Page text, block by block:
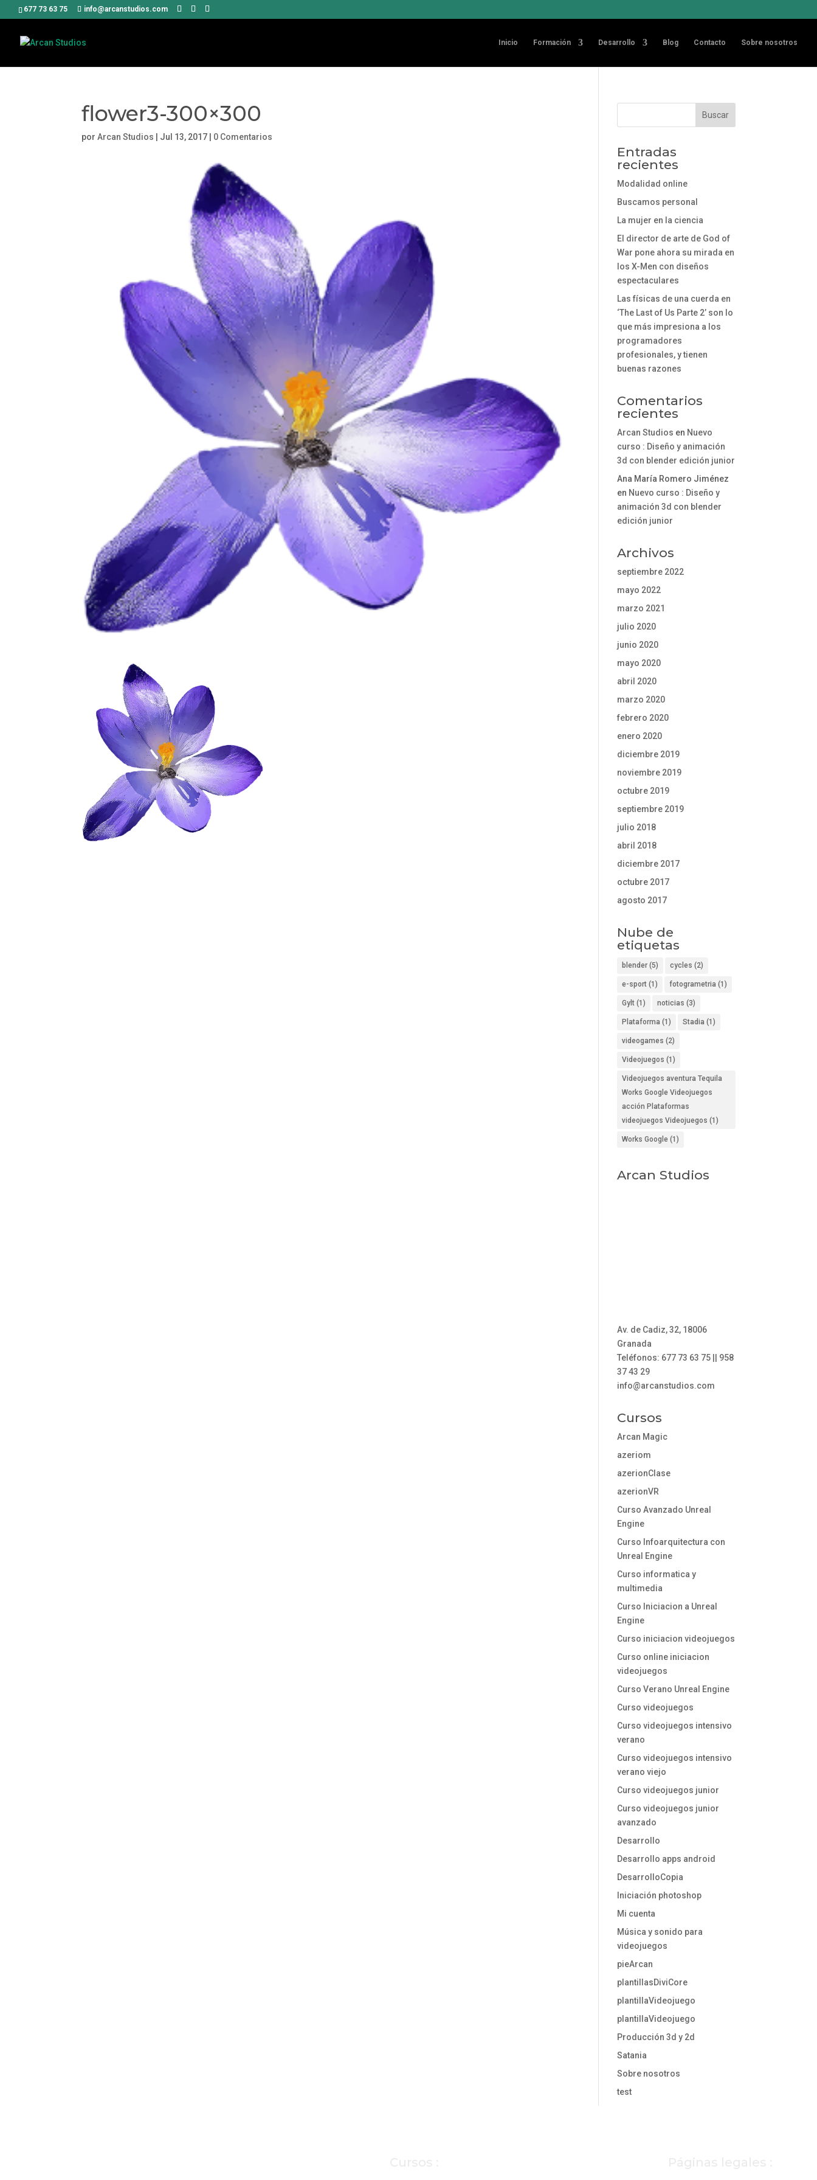
677 73 63 75 info@arcanstudios.com
Inicio Formación Desarrollo Blog Contacto Sobre nosotros
flower3-300×300
porArcan Studios Jul 13, 2017 0 Comentarios
Entradas
recientes
Modalidad online
Buscamos personal
La mujer en la ciencia
El director de arte de God of
War pone ahora su mirada en
los X-Men con diseños
espectaculares
Las físicas de una cuerda en
‘The Last of Us Parte 2’ son lo
que más impresiona a los
programadores
profesionales, y tienen
buenas razones
Comentarios
recientes
Arcan Studios en Nuevo
curso : Diseño y animación
3d con blender edición junior
Ana María Romero Jiménez
en Nuevo curso : Diseño y
animación 3d con blender
edición junior
Archivos
septiembre 2022
mayo 2022
marzo 2021
julio 2020
junio 2020
mayo 2020
abril 2020
marzo 2020
febrero 2020
enero 2020
diciembre 2019
noviembre 2019
octubre 2019
septiembre 2019
julio 2018
abril 2018
diciembre 2017
octubre 2017
agosto 2017
Nube de
etiquetas
blender (5) cycles (2)
e-sport (1) fotogrametria (1)
Gylt (1) noticias (3)
Plataforma (1) Stadia (1)
videogames (2)
Videojuegos (1)
Videojuegos aventura Tequila
Works Google Videojuegos
acción Plataformas
videojuegos Videojuegos (1)
Works Google (1)
Arcan Studios
Av. de Cadiz, 32, 18006
Granada
Teléfonos: 677 73 63 75 || 958
37 43 29
info@arcanstudios.com
Cursos
Arcan Magic
azeriom
azerionClase
azerionVR
Curso Avanzado Unreal
Engine
Curso Infoarquitectura con
Unreal Engine
Curso informatica y
multimedia
Curso Iniciacion a Unreal
Engine
Curso iniciacion videojuegos
Curso online iniciacion
videojuegos
Curso Verano Unreal Engine
Curso videojuegos
Curso videojuegos intensivo
verano
Curso videojuegos intensivo
verano viejo
Curso videojuegos junior
Curso videojuegos junior
avanzado
Desarrollo
Desarrollo apps android
DesarrolloCopia
Iniciación photoshop
Mi cuenta
Música y sonido para
videojuegos
pieArcan
plantillasDiviCore
plantillaVideojuego
plantillaVideojuego
Producción 3d y 2d
Satania
Sobre nosotros
test